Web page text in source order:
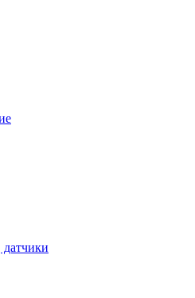
датчики